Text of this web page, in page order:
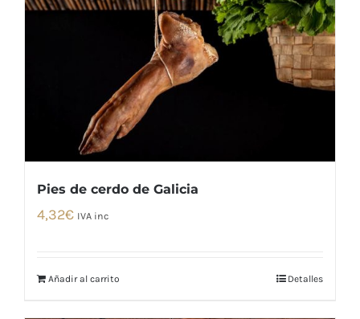
Pies de cerdo de Galicia
4,32€ IVA inc
Añadir al carrito Detalles